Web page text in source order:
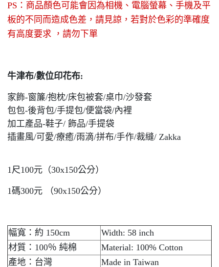
PS：商品顏色可能會因為相機、電腦螢幕、手機及平
板的不同而造成色差，請見諒，若對於色彩的準確度
有高度要求 ，請勿下單
牛津布/數位印花布:
家飾-窗簾/抱枕/床包被套/桌巾/沙發套
包包-後背包/手提包/便當袋/內裡
加工產品-鞋子/ 飾品/手提袋
插畫風/可愛/療癒/雨滴/拼布/手作/裁縫/ Zakka
1尺100元（30x150公分）
1碼300元 （90x150公分）
幅寬：約 150cm
Width: 58 inch
材質：100％ 純棉
Material: 100% Cotton
產地：台灣
Made in Taiwan